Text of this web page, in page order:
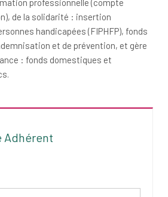
professionnelle (compte
de la solidarité : insertion
handicapées (FIPHFP), fonds
et de prévention, et gère
: fonds domestiques et
Adhérent